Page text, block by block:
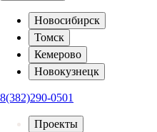
Новосибирск
Томск
Кемерово
Новокузнецк
8(382)290-0501
Проекты